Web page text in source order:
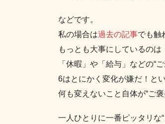
などです。
私の場合は過去の記事でも触
もっとも大事にしているの
「休暇」や「給与」などの“
6はとにかく変化が嫌だ！と
何も変えないこと自体が“ご褒
一人ひとりに一番ピッタリな